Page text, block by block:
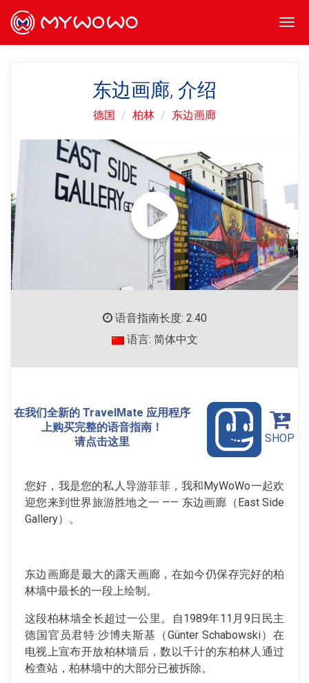
东边画廊, 介绍
德国 柏林 东边画廊
语音指南长度: 2.40
语言: 简体中文
在我们全新的 TravelMate 应用程序
上购买完整的语音指南！
请点击这里
SHOP
您好，我是您的私人导游菲菲，我和MyWoWo一起欢
迎您来到世界旅游胜地之一 —— 东边画廊（East Side
Gallery）。
东边画廊是最大的露天画廊，在如今仍保存完好的柏
林墙中最长的一段上绘制。
这段柏林墙全长超过一公里。自1989年11月9日民主
德国官员君特·沙博夫斯基（Günter Schabowski）在
电视上宣布开放柏林墙后，数以千计的东柏林人通过
检查站，柏林墙中的大部分已被拆除。